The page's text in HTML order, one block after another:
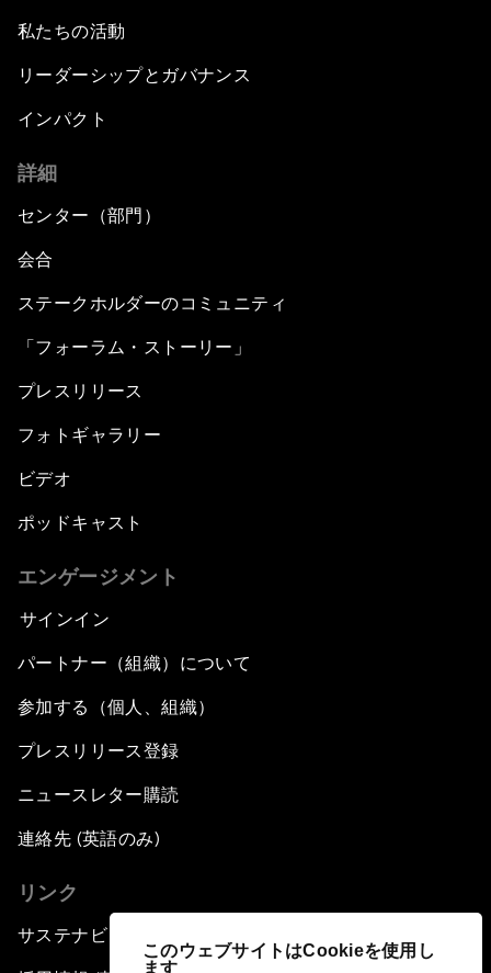
このウェブサイトはCookieを使用し
ます
私たちの活動
リーダーシップとガバナンス
インパクト
詳細
センター（部門）
会合
ステークホルダーのコミュニティ
「フォーラム・ストーリー」
プレスリリース
フォトギャラリー
ビデオ
ポッドキャスト
エンゲージメント
サインイン
パートナー（組織）について
参加する（個人、組織）
プレスリリース登録
ニュースレター購読
連絡先 (英語のみ)
リンク
サステナビリティへの取り組み